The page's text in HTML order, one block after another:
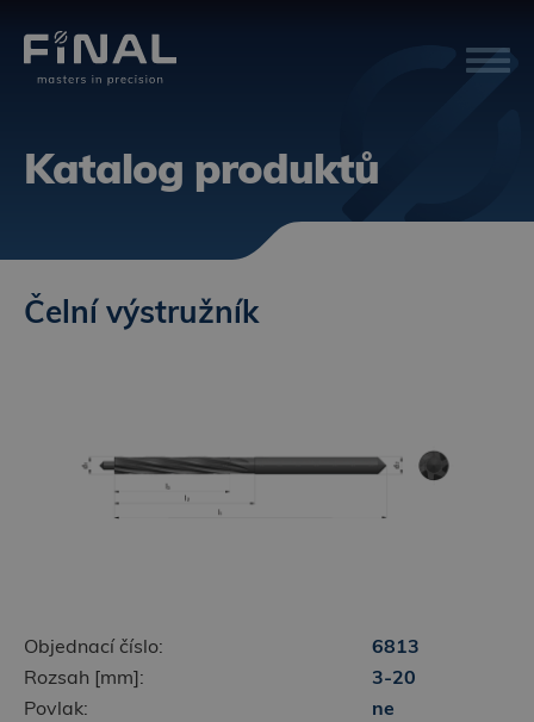
Katalog produktů
Čelní výstružník
Objednací číslo:
6813
Rozsah [mm]:
3-20
Povlak:
ne